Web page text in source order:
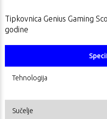
Tipkovnica Genius Gaming
godine
Tehnologija
Sučelje